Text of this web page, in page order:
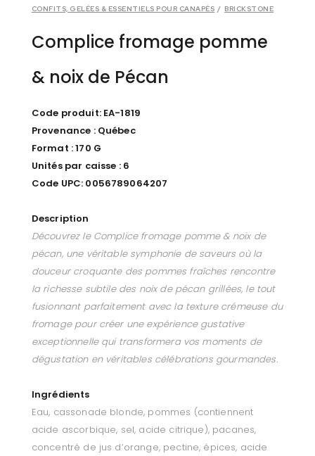
CONFITS, GELÉES & ESSENTIELS POUR CANAPÉS / BRICKSTONE
Complice fromage pomme
& noix de Pécan
Code produit: EA-1819
Provenance : Québec
Format : 170 G
Unités par caisse : 6
Code UPC: 0056789064207
Description
Découvrez le Complice fromage pomme & noix de
pécan, une véritable symphonie de saveurs où la
douceur croquante des pommes fraîches rencontre
la richesse subtile des noix de pécan grillées, le tout
fusionnant parfaitement avec la texture crémeuse du
fromage pour créer une expérience gustative
exceptionnelle qui transformera vos moments de
dégustation en véritables célébrations gourmandes.
Ingrédients
Eau, cassonade blonde, pommes (contiennent
acide ascorbique, sel, acide citrique), pacanes,
concentré de jus d’orange, pectine, épices, acide